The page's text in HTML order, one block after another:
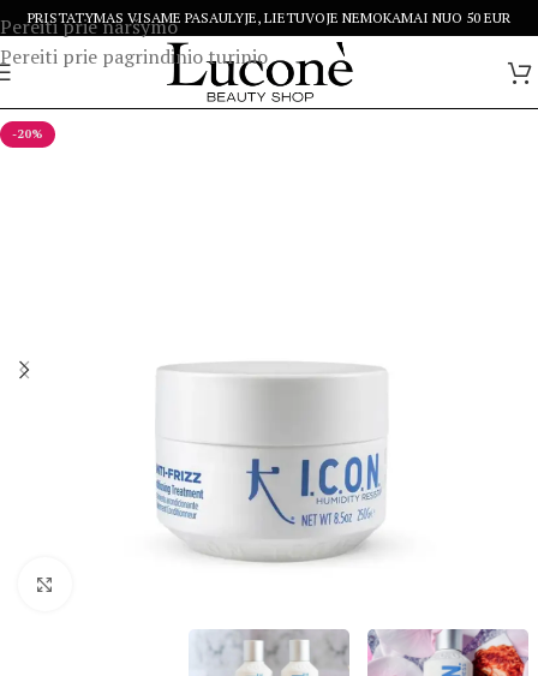
Pereiti prie naršymo
Pereiti prie pagrindinio turinio
PRISTATYMAS VISAME PASAULYJE, LIETUVOJE NEMOKAMAI NUO 50 EUR
-20%